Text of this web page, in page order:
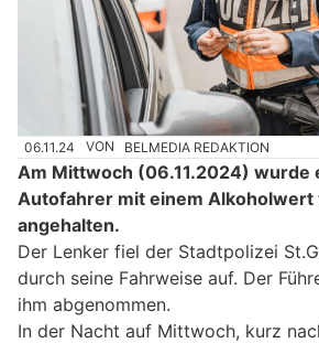
06.11.24 VON BELMEDIA REDAKTION
Am Mittwoch (06.11.2024) wurde
Autofahrer mit einem Alkoholwert
angehalten.
Der Lenker fiel der Stadtpolizei
durch seine Fahrweise auf. Der
ihm abgenommen.
In der Nacht auf Mittwoch, kurz